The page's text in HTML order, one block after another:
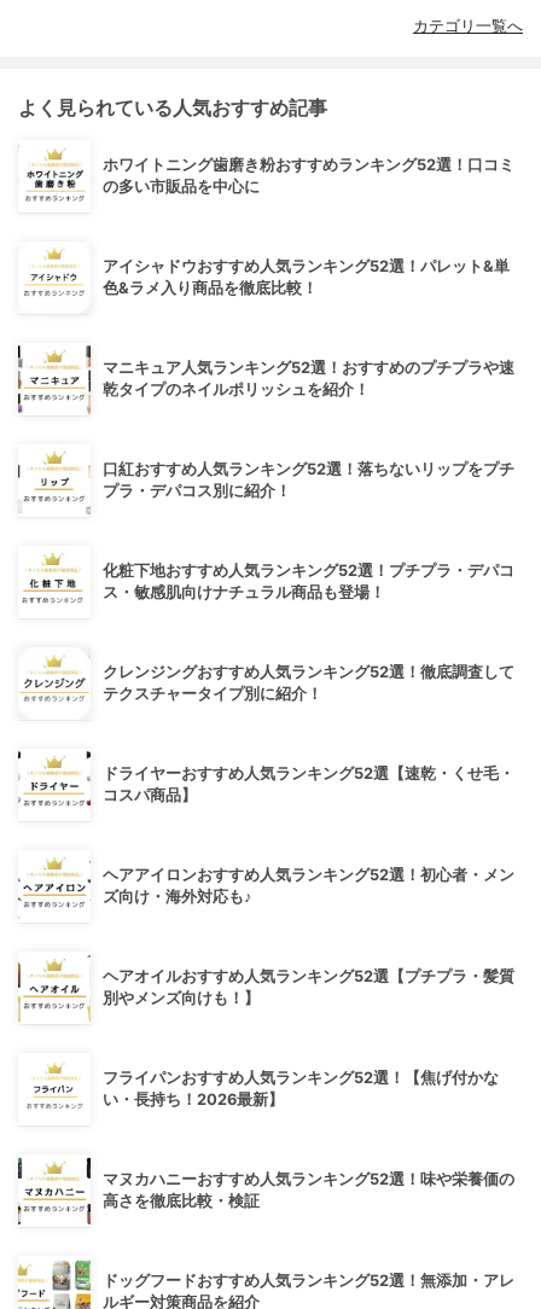
カテゴリ一覧へ
よく見られている人気おすすめ記事
ホワイトニング歯磨き粉おすすめランキング52選！口コミ
の多い市販品を中心に
アイシャドウおすすめ人気ランキング52選！パレット&単
色&ラメ入り商品を徹底比較！
マニキュア人気ランキング52選！おすすめのプチプラや速
乾タイプのネイルポリッシュを紹介！
口紅おすすめ人気ランキング52選！落ちないリップをプチ
プラ・デパコス別に紹介！
化粧下地おすすめ人気ランキング52選！プチプラ・デパコ
ス・敏感肌向けナチュラル商品も登場！
クレンジングおすすめ人気ランキング52選！徹底調査して
テクスチャータイプ別に紹介！
ドライヤーおすすめ人気ランキング52選【速乾・くせ毛・
コスパ商品】
ヘアアイロンおすすめ人気ランキング52選！初心者・メン
ズ向け・海外対応も♪
ヘアオイルおすすめ人気ランキング52選【プチプラ・髪質
別やメンズ向けも！】
フライパンおすすめ人気ランキング52選！【焦げ付かな
い・長持ち！2026最新】
マヌカハニーおすすめ人気ランキング52選！味や栄養価の
高さを徹底比較・検証
ドッグフードおすすめ人気ランキング52選！無添加・アレ
ルギー対策商品を紹介